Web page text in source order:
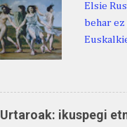
Elsie
behar
ditugu:
zarra da
Martina
Martina .
Urtaroak: ikuspegi